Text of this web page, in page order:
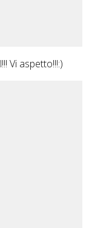
Vi aspetto!!!:)